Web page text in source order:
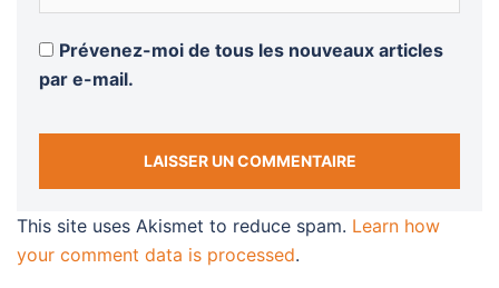
Prévenez-moi de tous les nouveaux articles
par e-mail.
This site uses Akismet to reduce spam. Learn how
your comment data is processed.